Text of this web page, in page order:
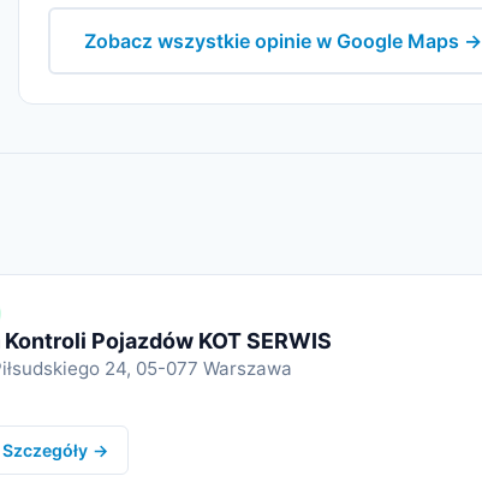
Zobacz wszystkie opinie w Google Maps →
Pojazdów KOT SERWIS
24, 05-077 Warszawa
Szczegóły →